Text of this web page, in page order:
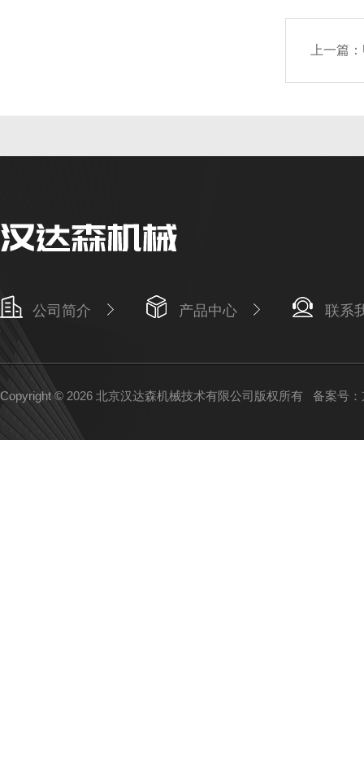
上一篇：
公司简介 产品中心 联系
Copyright © 2026 北京汉达森机械技术有限公司版权所有 备案号：